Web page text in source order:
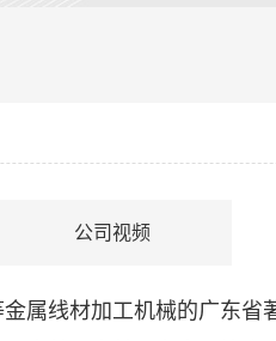
公司视频
金属线材加工机械的广东省